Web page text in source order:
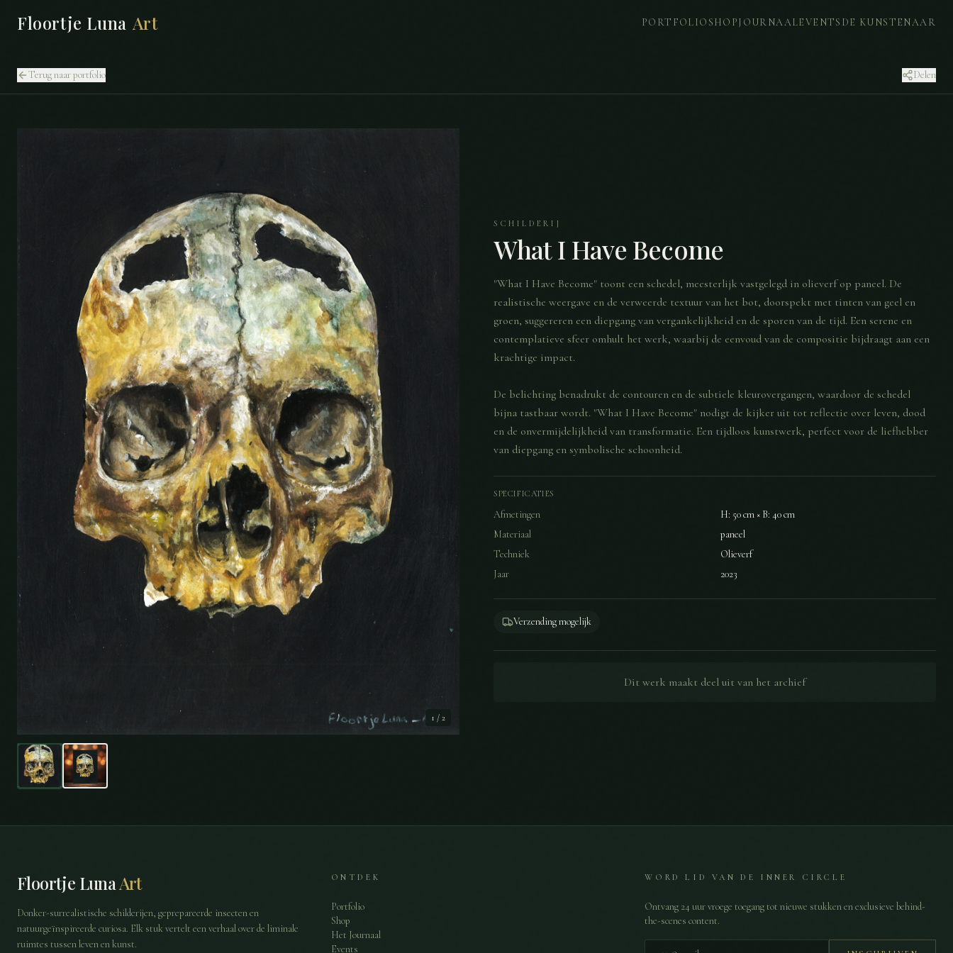
Floortje Luna Art PORTFOLIO SHOPJOURNAALEVENTS DE KUNSTENAAR
Terug naar portfolio Delen
1 / 2
SCHILDERIJ
What I Have Become
"What I Have Become" toont een schedel, meesterlijk vastgelegd in olieverf op paneel. De
realistische weergave en de verweerde textuur van het bot, doorspekt met tinten van geel en
groen, suggereren een diepgang van vergankelijkheid en de sporen van de tijd. Een serene en
contemplatieve sfeer omhult het werk, waarbij de eenvoud van de compositie bijdraagt aan een
krachtige impact.
De belichting benadrukt de contouren en de subtiele kleurovergangen, waardoor de schedel
bijna tastbaar wordt. "What I Have Become" nodigt de kijker uit tot reflectie over leven, dood
en de onvermijdelijkheid van transformatie. Een tijdloos kunstwerk, perfect voor de liefhebber
van diepgang en symbolische schoonheid.
SPECIFICATIES
Afmetingen
H: 50 cm × B: 40 cm
Materiaal
paneel
Techniek
Olieverf
Jaar
2023
Verzending mogelijk
Dit werk maakt deel uit van het archief
Floortje Luna Art
Donker-surrealistische schilderijen, geprepareerde insecten en
natuurgeïnspireerde curiosa. Elk stuk vertelt een verhaal over de liminale
ruimtes tussen leven en kunst.
ONTDEK
Portfolio
Shop
Het Journaal
Events
WORD LID VAN DE INNER CIRCLE
Ontvang 24 uur vroege toegang tot nieuwe stukken en exclusieve behind-
the-scenes content.